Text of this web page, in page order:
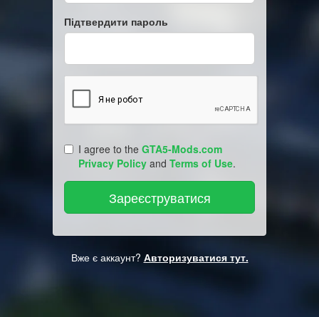
Підтвердити пароль
I agree to the GTA5-Mods.com
Privacy Policy and Terms of Use.
Вже є аккаунт? Авторизуватися тут.